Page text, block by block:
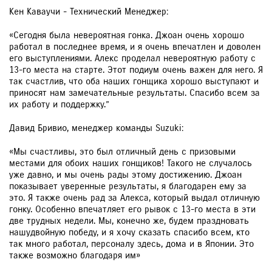
Кен Каваучи - Технический Менеджер:
«Сегодня была невероятная гонка. Джоан очень хорошо
работал в последнее время, и я очень впечатлен и доволен
его выступлениями. Алекс проделал невероятную работу с
13-го места на старте. Этот подиум очень важен для него. Я
так счастлив, что оба наших гонщика хорошо выступают и
приносят нам замечательные результаты. Спасибо всем за
их работу и поддержку.”
Давид Бривио, менеджер команды Suzuki:
«Мы счастливы, это был отличный день с призовыми
местами для обоих наших гонщиков! Такого не случалось
уже давно, и мы очень рады этому достижению. Джоан
показывает уверенные результаты, я благодарен ему за
это. Я также очень рад за Алекса, который выдал отличную
гонку. Особенно впечатляет его рывок с 13-го места в эти
две трудных недели. Мы, конечно же, будем праздновать
нашудвойную победу, и я хочу сказать спасибо всем, кто
так много работал, персоналу здесь, дома и в Японии. Это
также возможно благодаря им»